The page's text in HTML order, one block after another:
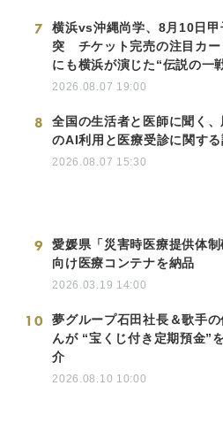
7
横浜vs沖縄尚学、8月10日甲
突 チケット完売の注目カ
にも横浜が演じた“伝説の一
2026.08.07 19:00
8
全国の生活者と医師に聞く
のAI利用と医療受診に関す
2026.08.07 15:30
9
愛媛県「災害時医療提供体制
向け医療コンテナを納品
2026.03.19 14:00
10
夢グループ石田社長＆歌手の
んが “宝くじ付き定期預金”
介
2026.08.10 10:00